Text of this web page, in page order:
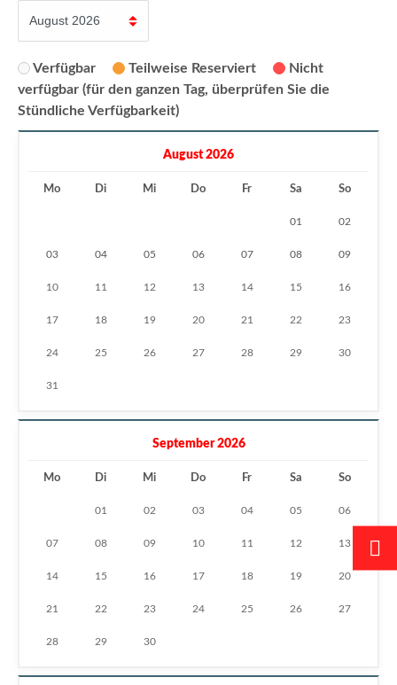
Verfügbar Teilweise Reserviert
Nicht
verfügbar (für den ganzen Tag, überprüfen Sie die
Stündliche Verfügbarkeit)
August 2026
Mo Di Mi Do Fr Sa So
01 02
03 04 05 06 07 08 09
10 11 12 13 14 15 16
17 18 19 20 21 22 23
24 25 26 27 28 29 30
31
September 2026
Mo Di Mi Do Fr Sa So
01 02 03 04 05 06
07 08 09 10 11 12 13
14 15 16 17 18 19 20
21 22 23 24 25 26 27
28 29 30